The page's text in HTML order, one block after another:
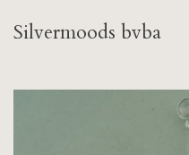
Silvermoods bvba